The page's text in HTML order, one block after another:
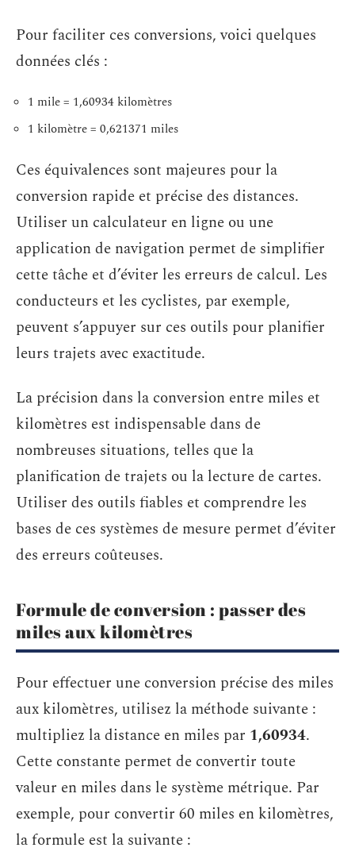
Pour faciliter ces conversions, voici quelques
données clés :
1 mile = 1,60934 kilomètres
1 kilomètre = 0,621371 miles
Ces équivalences sont majeures pour la
conversion rapide et précise des distances.
Utiliser un calculateur en ligne ou une
application de navigation permet de simplifier
cette tâche et d’éviter les erreurs de calcul. Les
conducteurs et les cyclistes, par exemple,
peuvent s’appuyer sur ces outils pour planifier
leurs trajets avec exactitude.
La précision dans la conversion entre miles et
kilomètres est indispensable dans de
nombreuses situations, telles que la
planification de trajets ou la lecture de cartes.
Utiliser des outils fiables et comprendre les
bases de ces systèmes de mesure permet d’éviter
des erreurs coûteuses.
Formule de conversion : passer des
miles aux kilomètres
Pour effectuer une conversion précise des miles
aux kilomètres, utilisez la méthode suivante :
multipliez la distance en miles par 1,60934.
Cette constante permet de convertir toute
valeur en miles dans le système métrique. Par
exemple, pour convertir 60 miles en kilomètres,
la formule est la suivante :